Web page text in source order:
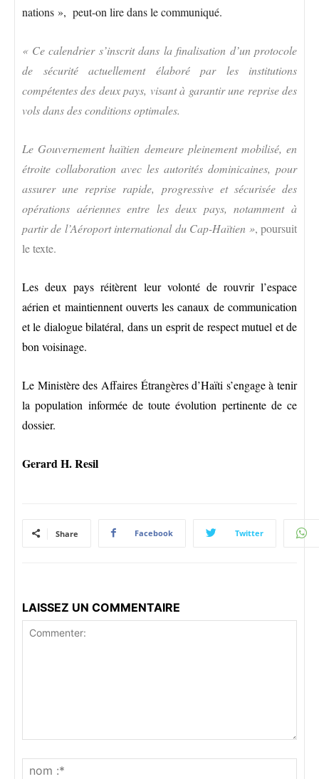
nations », peut-on lire dans le communiqué.
« Ce calendrier s’inscrit dans la finalisation d’un protocole
de sécurité actuellement élaboré par les institutions
compétentes des deux pays, visant à garantir une reprise des
vols dans des conditions optimales.
Le Gouvernement haïtien demeure pleinement mobilisé, en
étroite collaboration avec les autorités dominicaines, pour
assurer une reprise rapide, progressive et sécurisée des
opérations aériennes entre les deux pays, notamment à
partir de l’Aéroport international du Cap-Haïtien », poursuit
le texte.
Les deux pays réitèrent leur volonté de rouvrir l’espace
aérien et maintiennent ouverts les canaux de communication
et le dialogue bilatéral, dans un esprit de respect mutuel et de
bon voisinage.
Le Ministère des Affaires Étrangères d’Haïti s’engage à tenir
la population informée de toute évolution pertinente de ce
dossier.
Gerard H. Resil
Share Facebook Twitter
LAISSEZ UN COMMENTAIRE